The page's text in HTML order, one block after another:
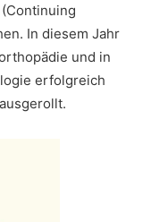
In diesem Jahr
und in
erfolgreich